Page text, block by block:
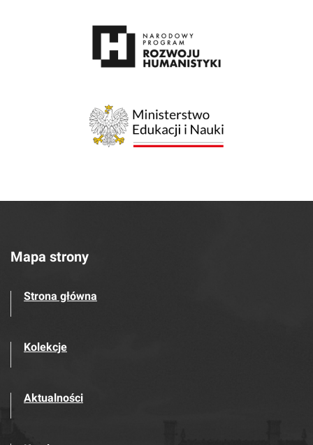
Mapa strony
Strona główna
Kolekcje
Aktualności